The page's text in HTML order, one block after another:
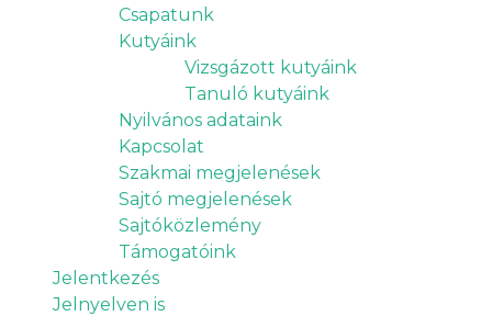
Csapatunk
Kutyáink
Vizsgázott kutyáink
Tanuló kutyáink
Nyilvános adataink
Kapcsolat
Szakmai megjelenések
Sajtó megjelenések
Sajtóközlemény
Támogatóink
Jelentkezés
Jelnyelven is